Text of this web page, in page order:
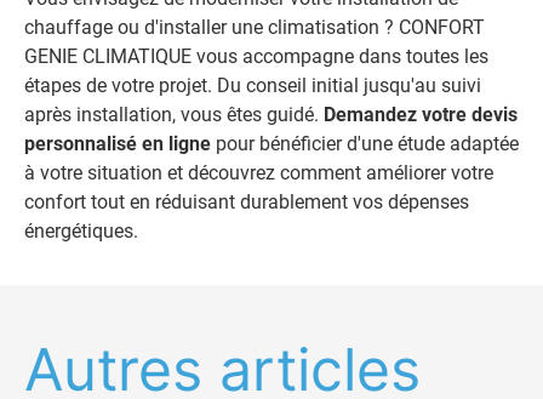
chauffage ou d'installer une climatisation ? CONFORT
GENIE CLIMATIQUE vous accompagne dans toutes les
étapes de votre projet. Du conseil initial jusqu'au suivi
après installation, vous êtes guidé. Demandez votre devis
personnalisé en ligne pour bénéficier d'une étude adaptée
à votre situation et découvrez comment améliorer votre
confort tout en réduisant durablement vos dépenses
énergétiques.
Autres articles